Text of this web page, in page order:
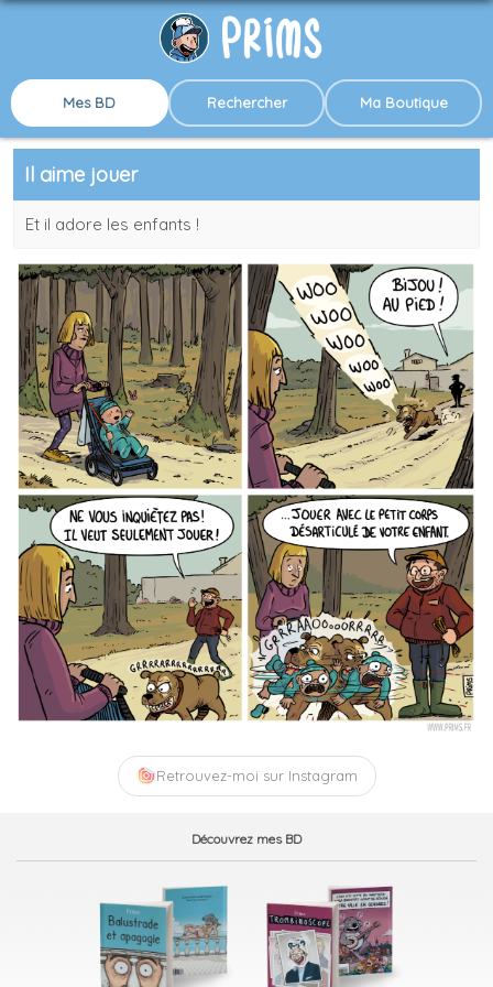
Mes BD Rechercher Ma Boutique
Il aime jouer
Et il adore les enfants !
Retrouvez-moi sur Instagram
Découvrez mes BD